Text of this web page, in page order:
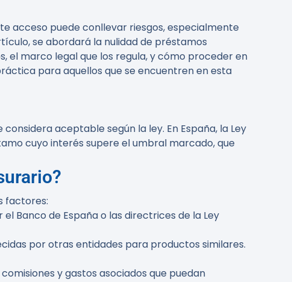
acceso puede conllevar riesgos, especialmente
se abordará la nulidad de préstamos
el marco legal que los regula, y cómo proceder en
para aquellos que se encuentren en esta
aceptable según la ley. En España, la Ley
cuyo interés supere el umbral marcado, que
factores:
Banco de España o las directrices de la Ley
por otras entidades para productos similares.
y gastos asociados que puedan